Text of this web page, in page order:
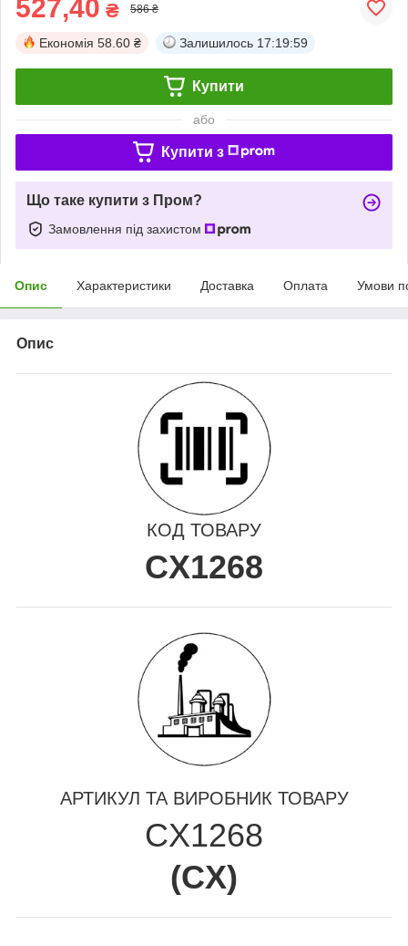
527,40 ₴ 586 ₴
Економія 58.60 ₴ Залишилось 17:19:58
Купити
або
Купити з
Що таке купити з Пром?
Замовлення під захистом
Опис Характеристики Доставка Оплата Умови
Опис
КОД ТОВАРУ
CX1268
АРТИКУЛ ТА ВИРОБНИК ТОВАРУ
CX1268
(CX)